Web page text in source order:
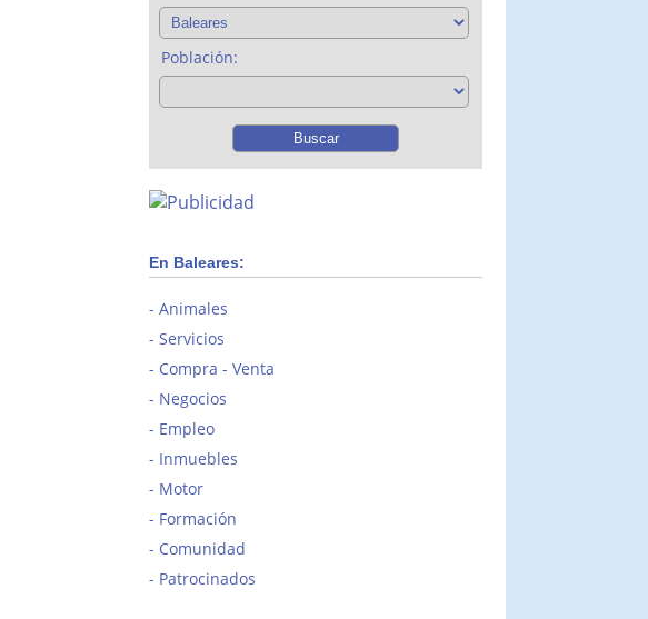
Población:
En Baleares:
Animales
Servicios
Compra - Venta
Negocios
Empleo
Inmuebles
Motor
Formación
Comunidad
Patrocinados